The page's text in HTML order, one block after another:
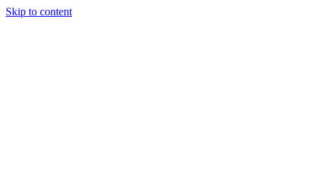
Skip to content